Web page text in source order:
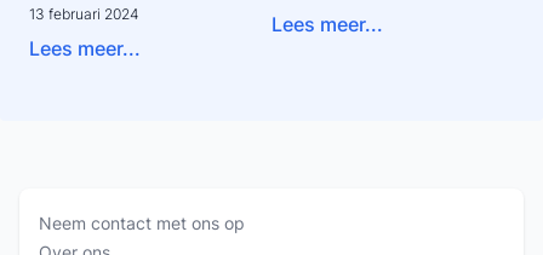
13 februari 2024
Lees meer...
Lees meer...
Neem contact met ons op